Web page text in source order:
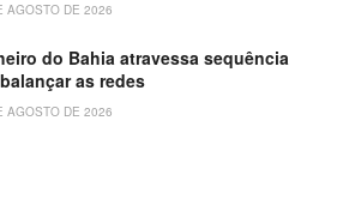
AGOSTO DE 2026
do Bahia atravessa sequência
as redes
AGOSTO DE 2026